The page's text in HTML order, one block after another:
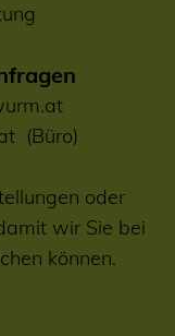
(Büro)
oder
wir Sie bei
können.